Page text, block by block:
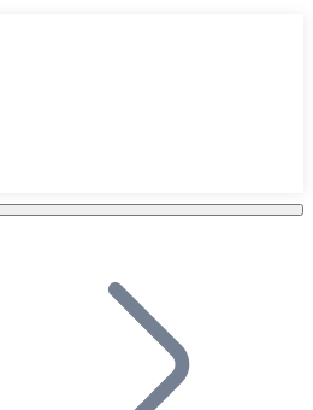
en tu plataforma.
en tu negocio y permite que